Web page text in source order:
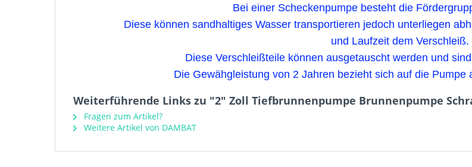
Bei einer Scheckenpumpe besteht die
Diese können sandhaltiges Wasser transportieren jedoch unterliegen
und Laufzeit dem Verschleiß.
Diese Verschleißteile können ausgetauscht werden und
Die Gewähgleistung von 2 Jahren bezieht sich auf die Pumpe
Weiterführende Links zu "2" Zoll Tiefbrunnenpumpe Brunnenpumpe
Fragen zum Artikel?
Weitere Artikel von DAMBAT